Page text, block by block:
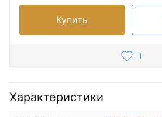
Купить
1
Характеристики